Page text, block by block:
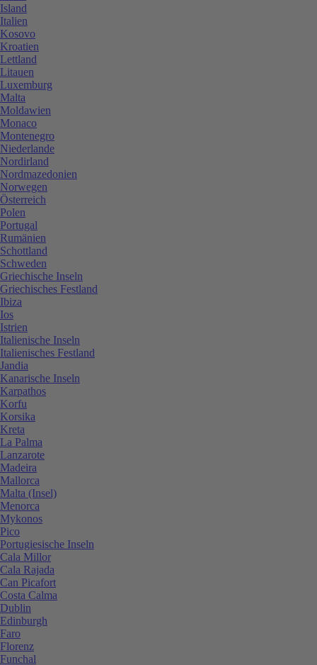
Island
Italien
Kosovo
Kroatien
Lettland
Litauen
Luxemburg
Malta
Moldawien
Monaco
Montenegro
Niederlande
Nordirland
Nordmazedonien
Norwegen
Österreich
Polen
Portugal
Rumänien
Schottland
Schweden
Griechische Inseln
Griechisches Festland
Ibiza
Ios
Istrien
Italienische Inseln
Italienisches Festland
Jandia
Kanarische Inseln
Karpathos
Korfu
Korsika
Kreta
La Palma
Lanzarote
Madeira
Mallorca
Malta (Insel)
Menorca
Mykonos
Pico
Portugiesische Inseln
Cala Millor
Cala Rajada
Can Picafort
Costa Calma
Dublin
Edinburgh
Faro
Florenz
Funchal